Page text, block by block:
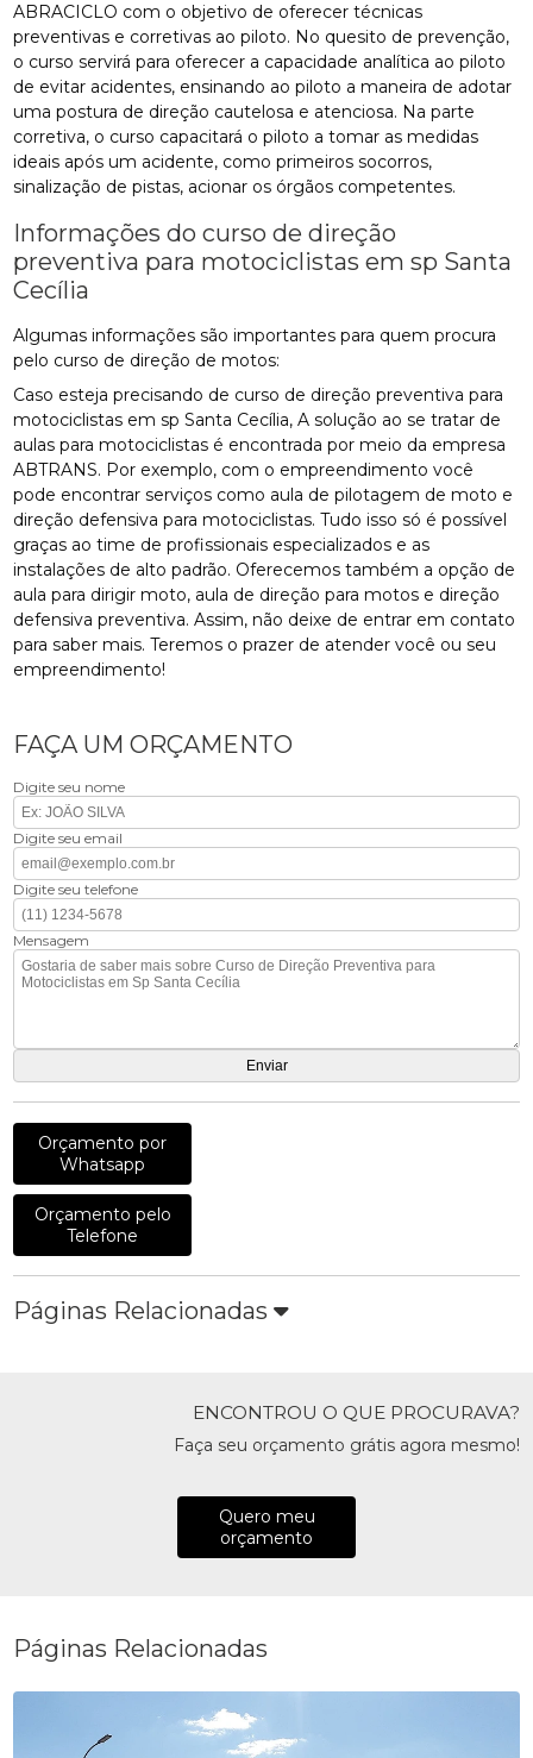
ABRACICLO com o objetivo de oferecer técnicas
preventivas e corretivas ao piloto. No quesito de prevenção,
o curso servirá para oferecer a capacidade analítica ao piloto
de evitar acidentes, ensinando ao piloto a maneira de adotar
uma postura de direção cautelosa e atenciosa. Na parte
corretiva, o curso capacitará o piloto a tomar as medidas
ideais após um acidente, como primeiros socorros,
sinalização de pistas, acionar os órgãos competentes.
Informações do curso de direção
preventiva para motociclistas em sp Santa
Cecília
Algumas informações são importantes para quem procura
pelo curso de direção de motos:
Caso esteja precisando de curso de direção preventiva para
motociclistas em sp Santa Cecília, A solução ao se tratar de
aulas para motociclistas é encontrada por meio da empresa
ABTRANS. Por exemplo, com o empreendimento você
pode encontrar serviços como aula de pilotagem de moto e
direção defensiva para motociclistas. Tudo isso só é possível
graças ao time de profissionais especializados e as
instalações de alto padrão. Oferecemos também a opção de
aula para dirigir moto, aula de direção para motos e direção
defensiva preventiva. Assim, não deixe de entrar em contato
para saber mais. Teremos o prazer de atender você ou seu
empreendimento!
FAÇA UM ORÇAMENTO
Digite seu nome
Digite seu email
Digite seu telefone
Mensagem
Orçamento por
Whatsapp
Orçamento pelo
Telefone
Páginas Relacionadas
ENCONTROU O QUE PROCURAVA?
Faça seu orçamento grátis agora mesmo!
Quero meu
orçamento
Páginas Relacionadas